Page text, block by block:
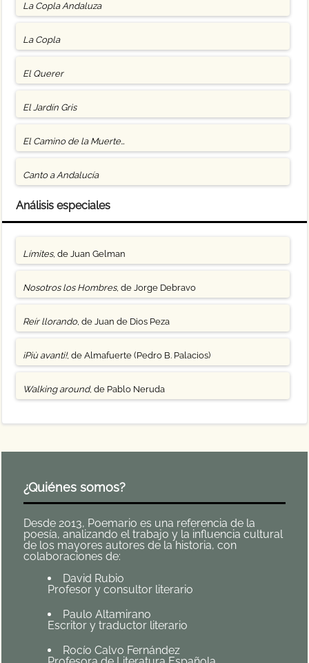
La Copla Andaluza
La Copla
El Querer
El Jardín Gris
El Camino de la Muerte…
Canto a Andalucía
Análisis especiales
Límites, de Juan Gelman
Nosotros los Hombres, de Jorge Debravo
Reír llorando, de Juan de Dios Peza
¡Più avanti!, de Almafuerte (Pedro B. Palacios)
Walking around, de Pablo Neruda
¿Quiénes somos?
Desde 2013, Poemario es una referencia de la
poesía, analizando el trabajo y la influencia cultural
de los mayores autores de la historia, con
colaboraciones de:
David Rubio
Profesor y consultor literario
Paulo Altamirano
Escritor y traductor literario
Rocío Calvo Fernández